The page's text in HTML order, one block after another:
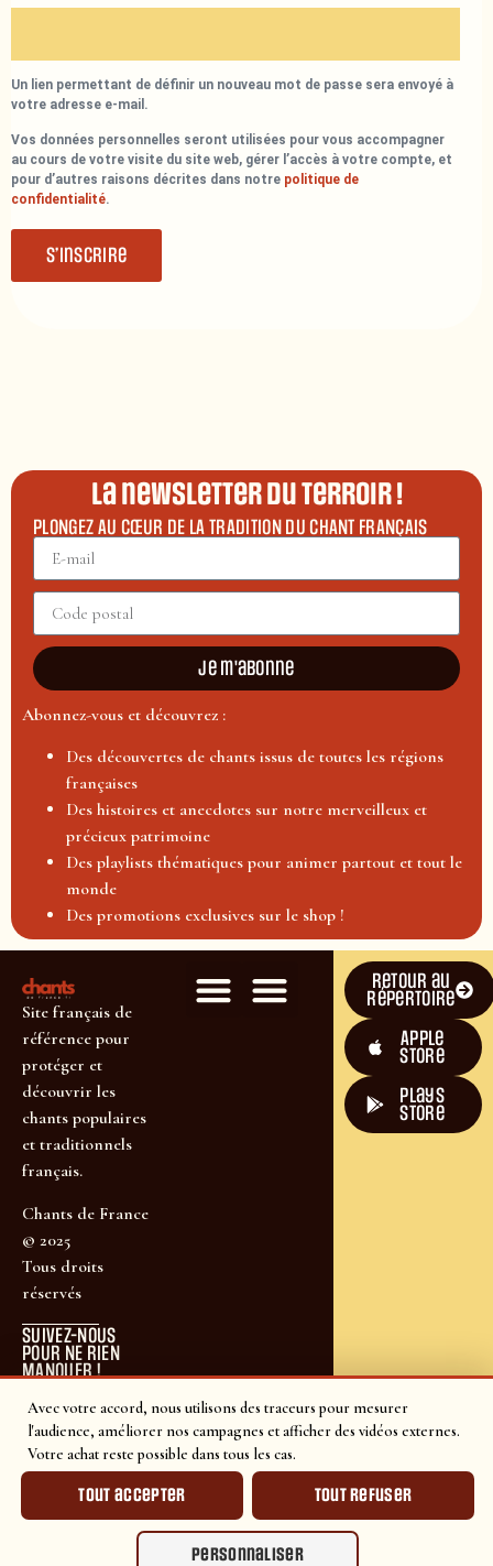
Avec votre accord, nous utilisons des traceurs pour mesurer
l'audience, améliorer nos campagnes et afficher des vidéos externes.
Votre achat reste possible dans tous les cas.
Tout accepter Tout refuser
Personnaliser
Un lien permettant de définir un nouveau mot de passe sera envoyé à
votre adresse e-mail.
Vos données personnelles seront utilisées pour vous accompagner
au cours de votre visite du site web, gérer l’accès à votre compte, et
pour d’autres raisons décrites dans notre politique de
confidentialité.
S’inscrire
La newsletter du terroir !
PLONGEZ AU CŒUR DE LA TRADITION DU CHANT FRANÇAIS
Je m'abonne
Abonnez-vous et découvrez :
Des découvertes de chants issus de toutes les régions
françaises
Des histoires et anecdotes sur notre merveilleux et
précieux patrimoine
Des playlists thématiques pour animer partout et tout le
monde
Des promotions exclusives sur le shop !
Site français de
référence pour
protéger et
découvrir les
chants populaires
et traditionnels
français.
Chants de France
© 2025
Tous droits
réservés
SUIVEZ-NOUS
POUR NE RIEN
MANQUER !
Retour au
répertoire
Apple
Store
plays
store